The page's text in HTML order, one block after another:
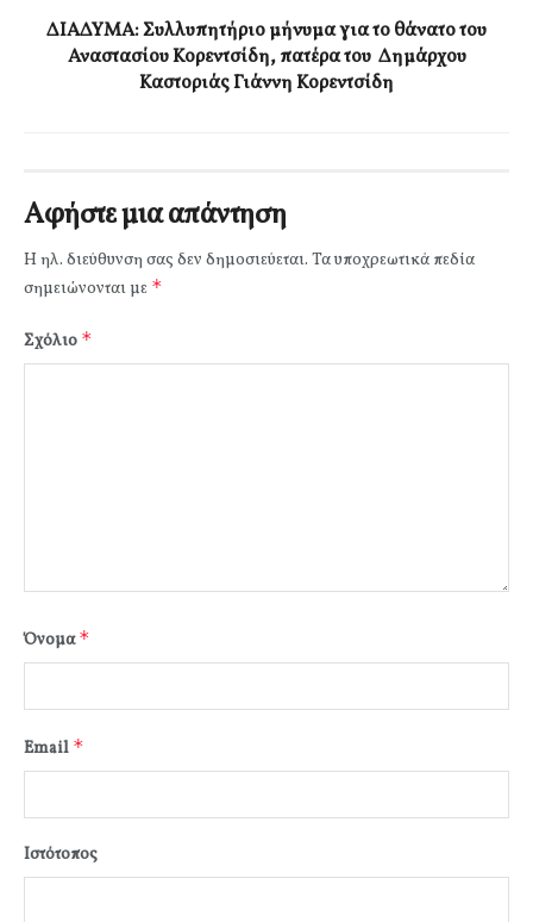
ΔΙΑΔΥΜΑ: Συλλυπητήριο μήνυμα για το θάνατο του
Αναστασίου Κορεντσίδη, πατέρα του Δημάρχου
Καστοριάς Γιάννη Κορεντσίδη
Αφήστε μια απάντηση
Η ηλ. διεύθυνση σας δεν δημοσιεύεται. Τα υποχρεωτικά πεδία
σημειώνονται με *
Σχόλιο *
Όνομα*
Email *
Ιστότοπος